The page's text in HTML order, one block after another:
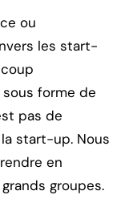
ou
les start-
forme de
pas de
start-up. Nous
en
groupes.